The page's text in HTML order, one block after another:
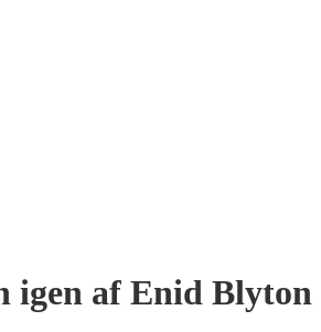
igen af Enid Blyton